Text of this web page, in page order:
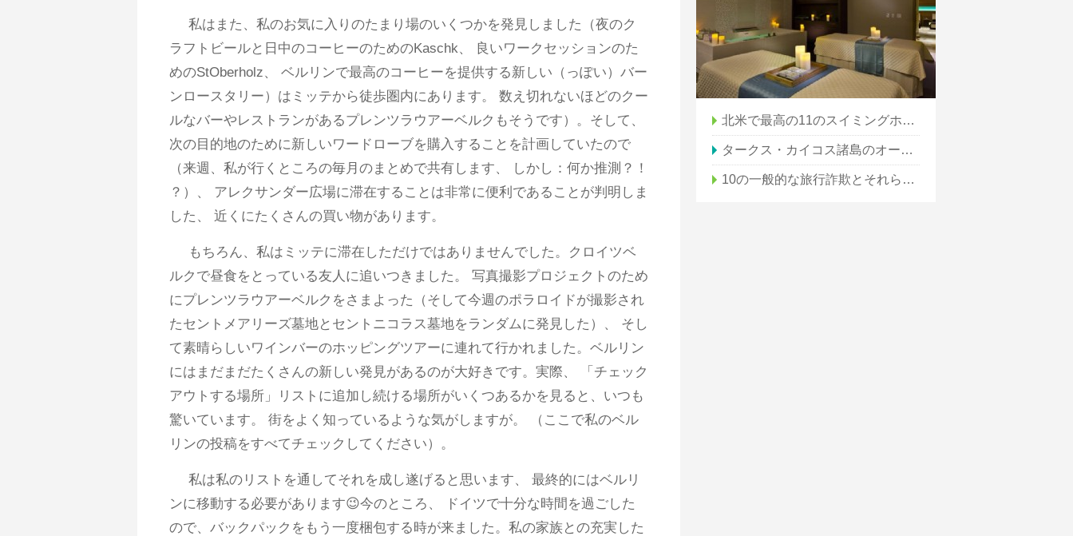
私はまた、私のお気に入りのたまり場のいくつかを発見しました（夜のク
ラフトビールと日中のコーヒーのためのKaschk、 良いワークセッションのた
めのStOberholz、 ベルリンで最高のコーヒーを提供する新しい（っぽい）バー
ンロースタリー）はミッテから徒歩圏内にあります。 数え切れないほどのクー
ルなバーやレストランがあるプレンツラウアーベルクもそうです）。そして、
次の目的地のために新しいワードローブを購入することを計画していたので
（来週、私が行くところの毎月のまとめで共有します、 しかし：何か推測？！
？）、 アレクサンダー広場に滞在することは非常に便利であることが判明しま
した、 近くにたくさんの買い物があります。
もちろん、私はミッテに滞在しただけではありませんでした。クロイツベ
ルクで昼食をとっている友人に追いつきました。 写真撮影プロジェクトのため
にプレンツラウアーベルクをさまよった（そして今週のポラロイドが撮影され
たセントメアリーズ墓地とセントニコラス墓地をランダムに発見した）、 そし
て素晴らしいワインバーのホッピングツアーに連れて行かれました。ベルリン
にはまだまだたくさんの新しい発見があるのが大好きです。実際、 「チェック
アウトする場所」リストに追加し続ける場所がいくつあるかを見ると、いつも
驚いています。 街をよく知っているような気がしますが。 （ここで私のベル
リンの投稿をすべてチェックしてください）。
私は私のリストを通してそれを成し遂げると思います、 最終的にはベルリ
ンに移動する必要があります😉今のところ、 ドイツで十分な時間を過ごした
ので、バックパックをもう一度梱包する時が来ました。私の家族との充実した
北米で最高の11のスイミングホール
タークス・カイコス諸島のオーシャンクラブリゾートに滞在
10の一般的な旅行詐欺とそれらを回避する方法